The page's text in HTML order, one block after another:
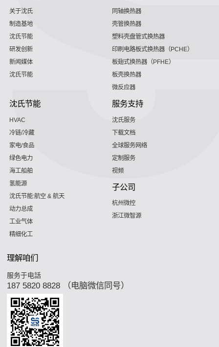
关于沈氏
制造基地
沈氏节能
研发创新
新闻媒体
沈氏节能
同轴换热器
壳管换热器
塑料壳盘管式换热器
印刷电路板式换热器（PCHE）
板翅式换热器（PFHE）
板壳换热器
微反应器
沈氏节能
HVAC
冷链/冷藏
家电/食品
绿色电力
海工船舶
氢能源
沈氏节能:航空 & 航天
动力总成
工业气体
精细化工
服务支持
沈氏服务
下载文档
全球服务网络
定制服务
视频
子公司
杭州微控
浙江微智源
理解咱们
服务于电話
187 5820 8828 （电脑微信同号）